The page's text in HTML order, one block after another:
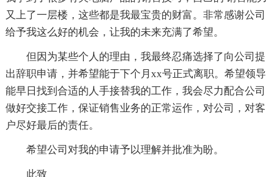
又上了一层楼，这些都是我最宝贵的财富。非常感谢公司
给予我这么好的机会，让我的未来充满了希望。
但因为某些个人的理由，我最终忍痛选择了向公司提
出辞职申请，并希望能于下个月xx号正式离职。希望领导
能早日找到合适的人手接替我的工作，我会尽力配合公司
做好交接工作，保证销售业务的正常运作，对公司，对客
户尽好最后的责任。
希望公司对我的申请予以理解并批准为盼。
此致